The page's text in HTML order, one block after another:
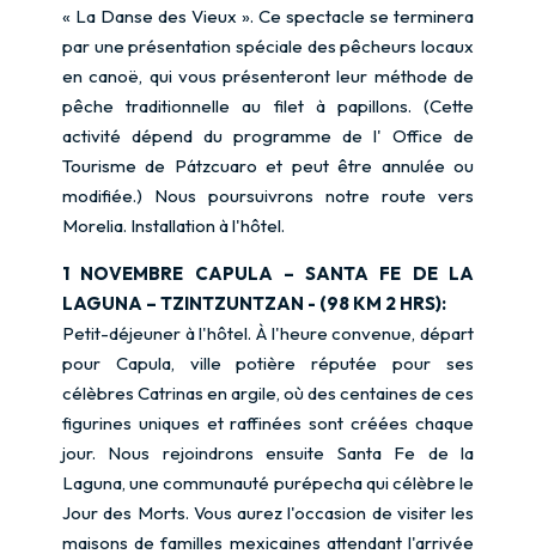
« La Danse des Vieux ». Ce spectacle se terminera
par une présentation spéciale des pêcheurs locaux
en canoë, qui vous présenteront leur méthode de
pêche traditionnelle au filet à papillons. (Cette
activité dépend du programme de l' Office de
Tourisme de Pátzcuaro et peut être annulée ou
modifiée.) Nous poursuivrons notre route vers
Morelia. Installation à l'hôtel.
1 NOVEMBRE CAPULA – SANTA FE DE LA
LAGUNA – TZINTZUNTZAN - (98 KM 2 HRS):
Petit-déjeuner à l'hôtel. À l'heure convenue, départ
pour Capula, ville potière réputée pour ses
célèbres Catrinas en argile, où des centaines de ces
figurines uniques et raffinées sont créées chaque
jour. Nous rejoindrons ensuite Santa Fe de la
Laguna, une communauté purépecha qui célèbre le
Jour des Morts. Vous aurez l'occasion de visiter les
maisons de familles mexicaines attendant l'arrivée